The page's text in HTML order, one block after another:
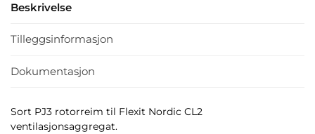
Beskrivelse
Tilleggsinformasjon
Dokumentasjon
Sort PJ3 rotorreim til Flexit Nordic CL2
ventilasjonsaggregat.